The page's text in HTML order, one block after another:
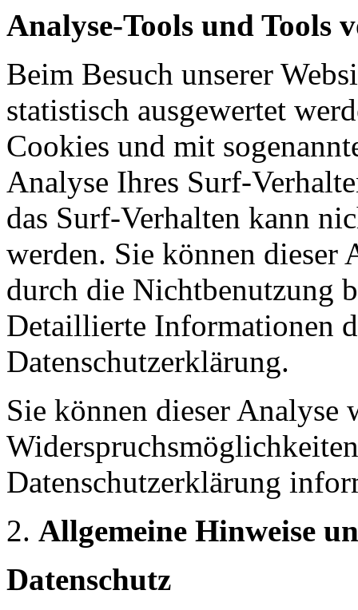
Analyse-Tools und Tools
Beim Besuch unserer
statistisch ausgewertet
Cookies und mit
Analyse Ihres Surf-
das Surf-Verhalten kann
werden. Sie können dieser
durch die Nichtbenutzung
Detaillierte Informationen
Datenschutzerklärung.
Sie können dieser Analyse
Datenschutzerklärung
Allgemeine Hinweise
Datenschutz